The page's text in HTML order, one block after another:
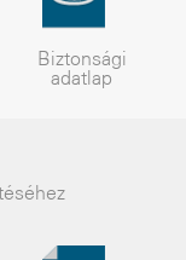
Biztonsági
adatlap